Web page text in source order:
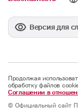
Версия для
Продолжая
обработку файлов
Соглашении в
© Официальный сайт